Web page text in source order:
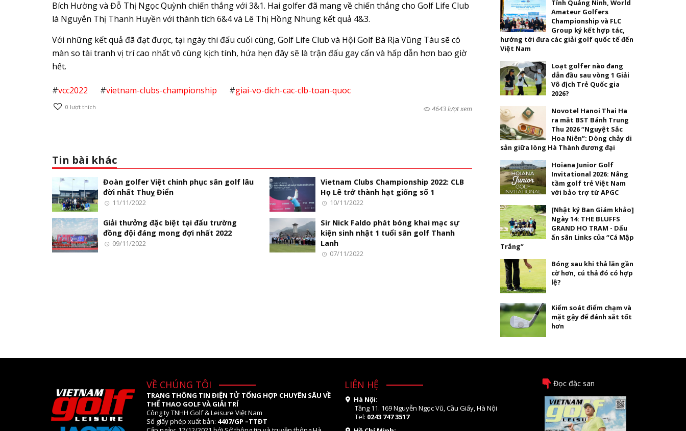
Bích Hường và Đỗ Thị Ngọc Quỳnh chiến thắng với 3&1. Hai golfer đã mang về chiến thắng cho Golf Life Club
là Nguyễn Thị Thanh Huyền với thành tích 6&4 và Lê Thị Hồng Nhung kết quả 4&3.
Với những kết quả đã đạt được, tại ngày thi đấu cuối cùng, Golf Life Club và Hội Golf Bà Rịa Vũng Tàu sẽ có
màn so tài tranh vị trí cao nhất vô cùng kịch tính, hứa hẹn đây sẽ là trận đấu gay cấn và hấp dẫn hơn bao giờ
hết.
#vcc2022 #vietnam-clubs-championship #giai-vo-dich-cac-clb-toan-quoc
0 lượt thích 4643 lượt xem
Tin bài khác
Đoàn golfer Việt chinh phục sân golf lâu
đời nhất Thuỵ Điển
11/11/2022
Vietnam Clubs Championship 2022: CLB
Họ Lê trở thành hạt giống số 1
10/11/2022
Giải thưởng đặc biệt tại đấu trường
đồng đội đáng mong đợi nhất 2022
09/11/2022
Sir Nick Faldo phát bóng khai mạc sự
kiện sinh nhật 1 tuổi sân golf Thanh
Lanh
07/11/2022
Tỉnh Quảng Ninh, World
Amateur Golfers
Championship và FLC
Group ký kết hợp tác,
hướng tới đưa các giải golf quốc tế đến
Việt Nam
Loạt golfer nào đang
dẫn đầu sau vòng 1 Giải
Vô địch Trẻ Quốc gia
2026?
Novotel Hanoi Thai Ha
ra mắt BST Bánh Trung
Thu 2026 “Nguyệt Sắc
Hoa Niên”: Dòng chảy di
sản giữa lòng Hà Thành đương đại
Hoiana Junior Golf
Invitational 2026: Nâng
tầm golf trẻ Việt Nam
với bảo trợ từ APGC
[Nhật ký Ban Giám khảo]
Ngày 14: THE BLUFFS
GRAND HO TRAM - Dấu
ấn sân Links của “Cá Mập
Trắng”
Bóng sau khi thả lăn gần
cờ hơn, cú thả đó có hợp
lệ?
Kiểm soát điểm chạm và
mặt gậy để đánh sắt tốt
hơn
VỀ CHÚNG TÔI
TRANG THÔNG TIN ĐIỆN TỬ TỔNG HỢP CHUYÊN SÂU VỀ
THỂ THAO GOLF VÀ GIẢI TRÍ
Công ty TNHH Golf & Leisure Việt Nam
Số giấy phép xuất bản: 4407/GP –TTĐT
LIÊN HỆ
Hà Nội:
Tầng 11. 169 Nguyễn Ngọc Vũ, Cầu Giấy, Hà Nội
Tel: 0243 747 3517
Đọc đặc san